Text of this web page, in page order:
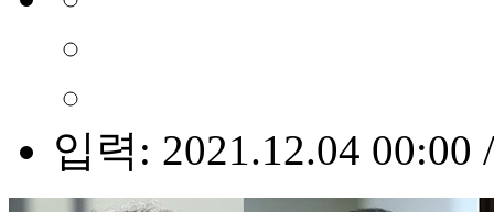
입력: 2021.12.04 00:00